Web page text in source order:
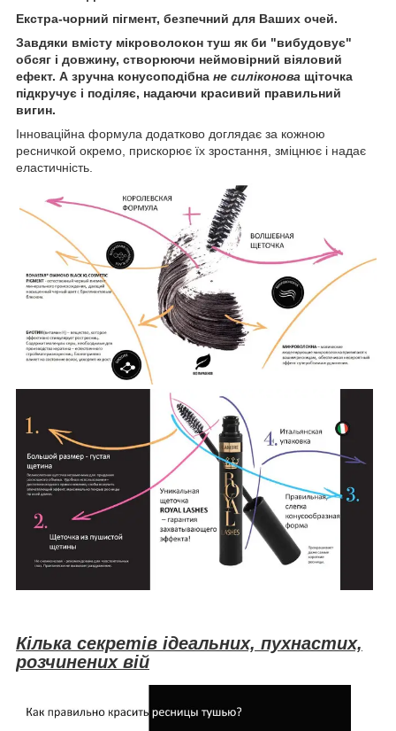
Екстра-чорний пігмент, безпечний для Ваших очей.
Завдяки вмісту мікроволокон туш як би "вибудовує"
обсяг і довжину, створюючи неймовірний віяловий
ефект. А зручна конусоподібна не силіконова щіточка
підкручує і поділяє, надаючи красивий правильний
вигин.
Інноваційна формула додатково доглядає за кожною
ресничкой окремо, прискорює їх зростання, зміцнює і надає
еластичність.
Кілька секретів ідеальних, пухнастих,
розчинених вій